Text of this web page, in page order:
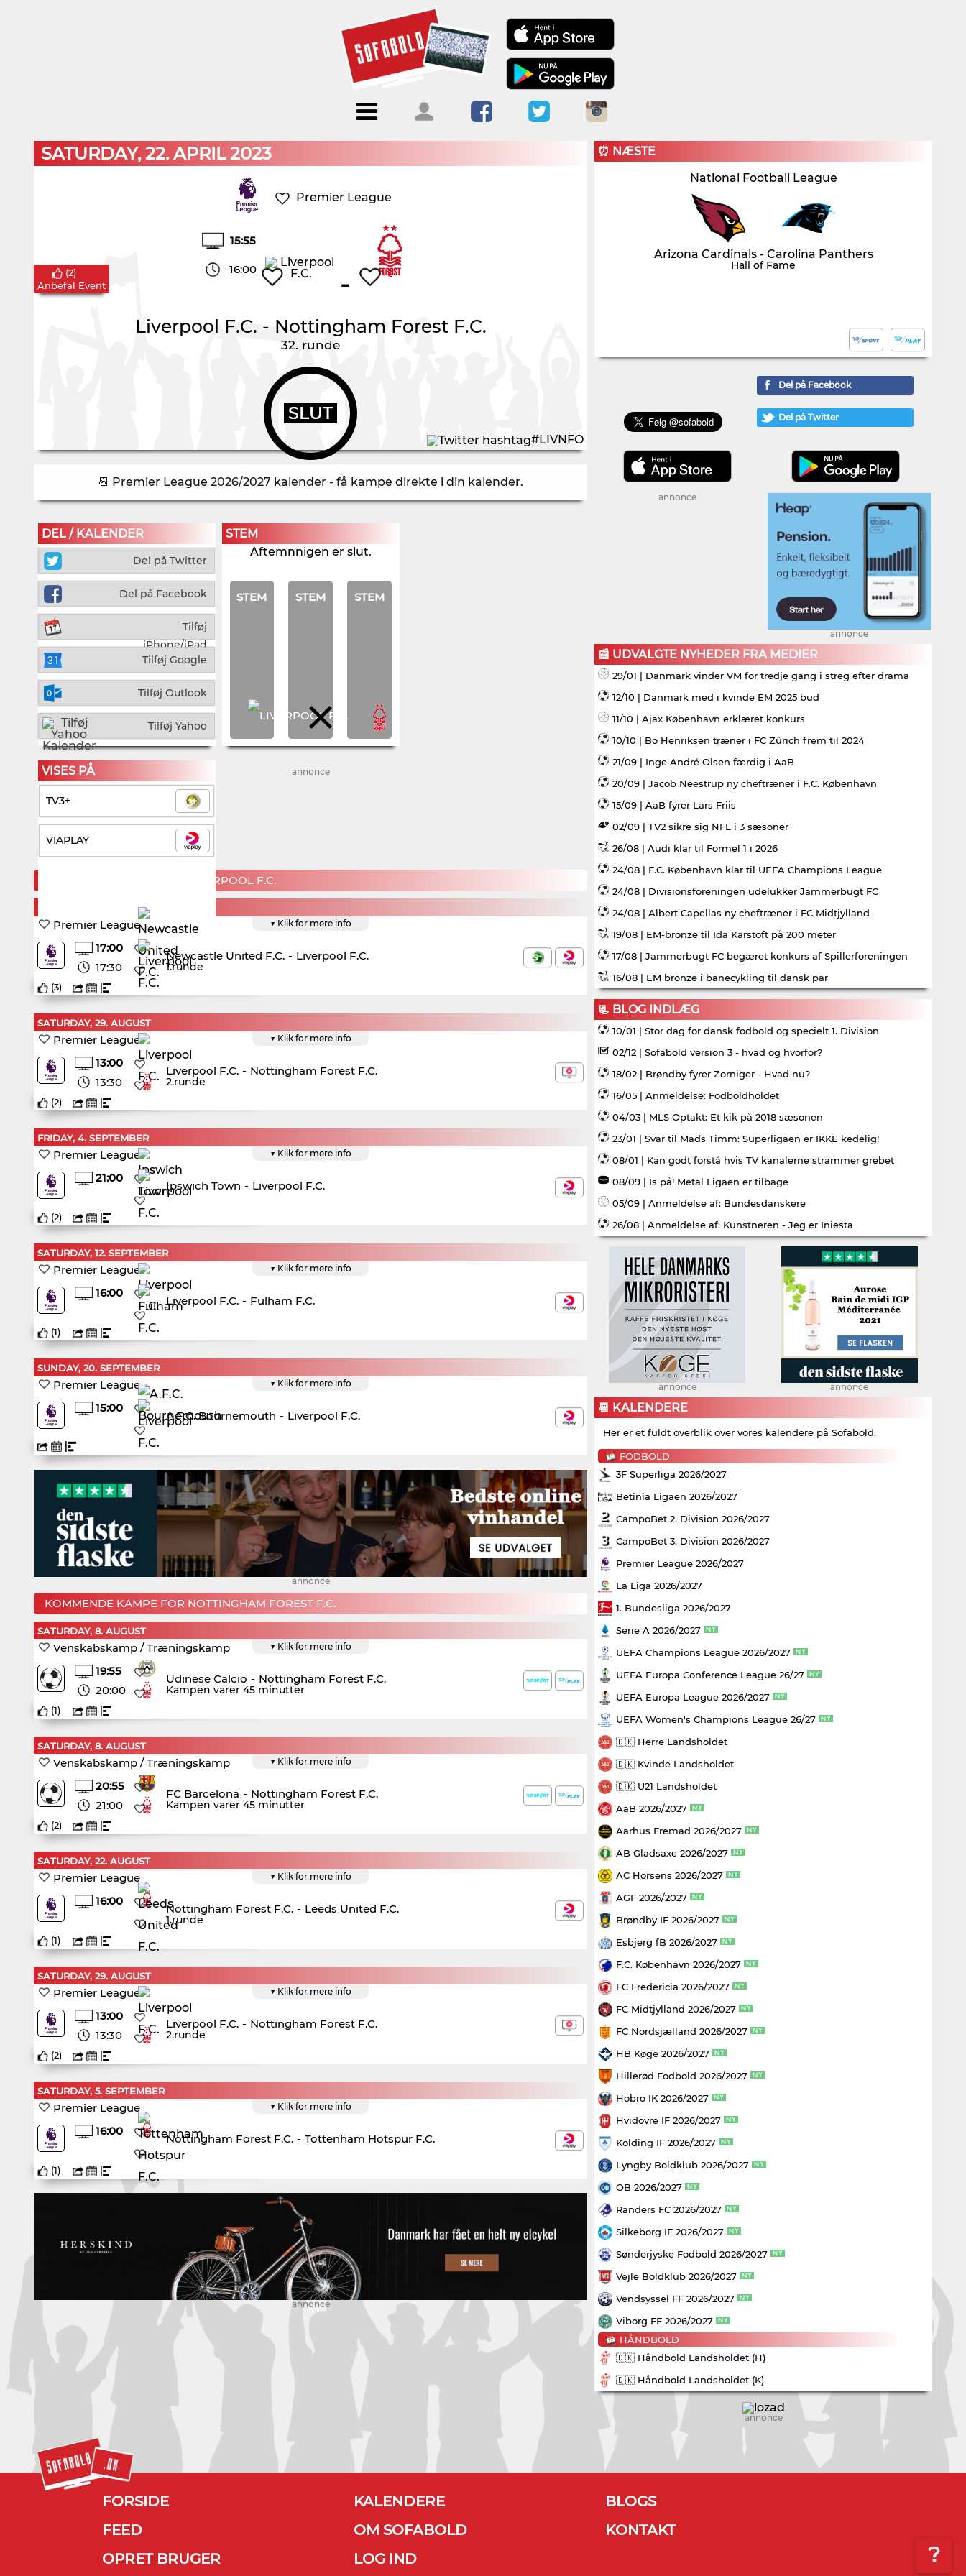
Menu
Forside Kalendere
Blogs
Om
Sofabold
Kontakt
Log ind
?
SATURDAY, 22. APRIL 2023
Premier League
15:55
16:00 -
Liverpool F.C. - Nottingham Forest F.C.
32. runde
SLUT
(2)
Anbefal Event
#LIVNFO
📆 Premier League 2026/2027 kalender - få kampe direkte i din kalender.
DEL / KALENDER
Del på Twitter
Del på Facebook
Tilføj
iPhone/iPad
Tilføj Google
Tilføj Outlook
Tilføj Yahoo
STEM
Aftemnnigen er slut.
STEM STEM STEM
VISES PÅ
TV3+
VIAPLAY
annonce
KOMMENDE KAMPE FOR LIVERPOOL F.C.
SUNDAY, 23. AUGUST
▼ Klik for mere info
Premier League
17:00
17:30
Newcastle United F.C. - Liverpool F.C.
1.runde
(3)
SATURDAY, 29. AUGUST
▼ Klik for mere info
Premier League
13:00
13:30
Liverpool F.C. - Nottingham Forest F.C.
2.runde
(2)
FRIDAY, 4. SEPTEMBER
▼ Klik for mere info
Premier League
21:00
Ipswich Town - Liverpool F.C.
(2)
SATURDAY, 12. SEPTEMBER
▼ Klik for mere info
Premier League
16:00
Liverpool F.C. - Fulham F.C.
(1)
SUNDAY, 20. SEPTEMBER
▼ Klik for mere info
Premier League
15:00
A.F.C. Bournemouth - Liverpool F.C.
annonce
KOMMENDE KAMPE FOR NOTTINGHAM FOREST F.C.
SATURDAY, 8. AUGUST
▼ Klik for mere info
Venskabskamp / Træningskamp
19:55
20:00
Udinese Calcio - Nottingham Forest F.C.
Kampen varer 45 minutter
(1)
SATURDAY, 8. AUGUST
▼ Klik for mere info
Venskabskamp / Træningskamp
20:55
21:00
FC Barcelona - Nottingham Forest F.C.
Kampen varer 45 minutter
(2)
SATURDAY, 22. AUGUST
▼ Klik for mere info
Premier League
16:00
Nottingham Forest F.C. - Leeds United F.C.
1.runde
(1)
SATURDAY, 29. AUGUST
▼ Klik for mere info
Premier League
13:00
13:30
Liverpool F.C. - Nottingham Forest F.C.
2.runde
(2)
SATURDAY, 5. SEPTEMBER
▼ Klik for mere info
Premier League
16:00
Nottingham Forest F.C. - Tottenham Hotspur F.C.
(1)
annonce
⏰ NÆSTE
National Football League
Arizona Cardinals - Carolina Panthers
Hall of Fame
Del på Facebook
Del på Twitter
annonce
annonce
📰 UDVALGTE NYHEDER FRA MEDIER
29/01 | Danmark vinder VM for tredje gang i streg efter drama
12/10 | Danmark med i kvinde EM 2025 bud
11/10 | Ajax København erklæret konkurs
10/10 | Bo Henriksen træner i FC Zürich frem til 2024
21/09 | Inge André Olsen færdig i AaB
20/09 | Jacob Neestrup ny cheftræner i F.C. København
15/09 | AaB fyrer Lars Friis
02/09 | TV2 sikre sig NFL i 3 sæsoner
26/08 | Audi klar til Formel 1 i 2026
24/08 | F.C. København klar til UEFA Champions League
24/08 | Divisionsforeningen udelukker Jammerbugt FC
24/08 | Albert Capellas ny cheftræner i FC Midtjylland
19/08 | EM-bronze til Ida Karstoft på 200 meter
17/08 | Jammerbugt FC begæret konkurs af Spillerforeningen
16/08 | EM bronze i banecykling til dansk par
📃 BLOG INDLÆG
10/01 | Stor dag for dansk fodbold og specielt 1. Division
02/12 | Sofabold version 3 - hvad og hvorfor?
18/02 | Brøndby fyrer Zorniger - Hvad nu?
16/05 | Anmeldelse: Fodboldholdet
04/03 | MLS Optakt: Et kik på 2018 sæsonen
23/01 | Svar til Mads Timm: Superligaen er IKKE kedelig!
08/01 | Kan godt forstå hvis TV kanalerne strammer grebet
08/09 | Is på! Metal Ligaen er tilbage
05/09 | Anmeldelse af: Bundesdanskere
26/08 | Anmeldelse af: Kunstneren - Jeg er Iniesta
annonce annonce
📆 KALENDERE
Her er et fuldt overblik over vores kalendere på Sofabold.
FODBOLD
3F Superliga 2026/2027
Betinia Ligaen 2026/2027
CampoBet 2. Division 2026/2027
CampoBet 3. Division 2026/2027
Premier League 2026/2027
La Liga 2026/2027
1. Bundesliga 2026/2027
Serie A 2026/2027
UEFA Champions League 2026/2027
UEFA Europa Conference League 26/27
UEFA Europa League 2026/2027
UEFA Women's Champions League 26/27
🇩🇰 Herre Landsholdet
🇩🇰 Kvinde Landsholdet
🇩🇰 U21 Landsholdet
AaB 2026/2027
Aarhus Fremad 2026/2027
AB Gladsaxe 2026/2027
AC Horsens 2026/2027
AGF 2026/2027
Brøndby IF 2026/2027
Esbjerg fB 2026/2027
F.C. København 2026/2027
FC Fredericia 2026/2027
FC Midtjylland 2026/2027
FC Nordsjælland 2026/2027
HB Køge 2026/2027
Hillerød Fodbold 2026/2027
Hobro IK 2026/2027
Hvidovre IF 2026/2027
Kolding IF 2026/2027
Lyngby Boldklub 2026/2027
OB 2026/2027
Randers FC 2026/2027
Silkeborg IF 2026/2027
Sønderjyske Fodbold 2026/2027
Vejle Boldklub 2026/2027
Vendsyssel FF 2026/2027
Viborg FF 2026/2027
HÅNDBOLD
🇩🇰 Håndbold Landsholdet (H)
🇩🇰 Håndbold Landsholdet (K)
annonce
FORSIDE KALENDERE
BLOGS
FEED
OM SOFABOLD
KONTAKT
OPRET BRUGER
LOG IND